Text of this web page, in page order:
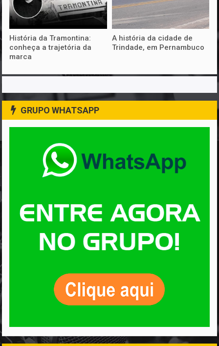
História da Tramontina:
conheça a trajetória da
marca
A história da cidade de
Trindade, em Pernambuco
GRUPO WHATSAPP